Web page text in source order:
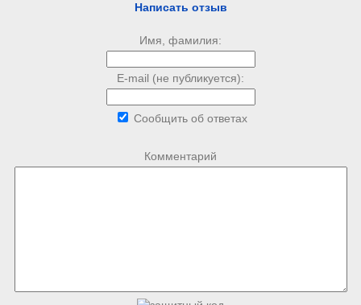
Написать отзыв
Имя, фамилия:
E-mail (не публикуется):
Сообщить об ответах
Комментарий